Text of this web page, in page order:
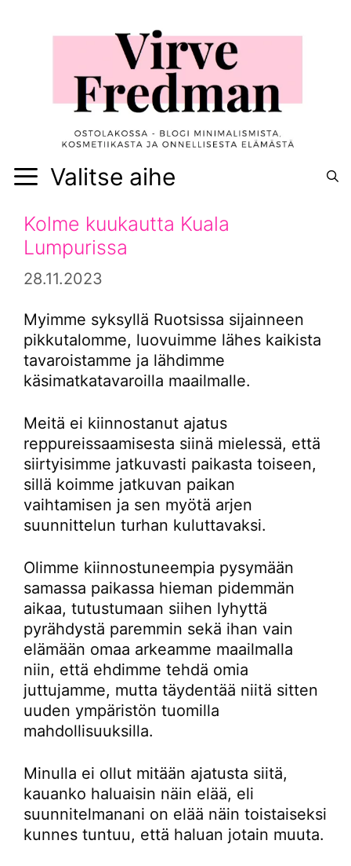
Valitse aihe
Kolme kuukautta Kuala
Lumpurissa
28.11.2023
Myimme syksyllä Ruotsissa sijainneen
pikkutalomme, luovuimme lähes kaikista
tavaroistamme ja lähdimme
käsimatkatavaroilla maailmalle.
Meitä ei kiinnostanut ajatus
reppureissaamisesta siinä mielessä, että
siirtyisimme jatkuvasti paikasta toiseen,
sillä koimme jatkuvan paikan
vaihtamisen ja sen myötä arjen
suunnittelun turhan kuluttavaksi.
Olimme kiinnostuneempia pysymään
samassa paikassa hieman pidemmän
aikaa, tutustumaan siihen lyhyttä
pyrähdystä paremmin sekä ihan vain
elämään omaa arkeamme maailmalla
niin, että ehdimme tehdä omia
juttujamme, mutta täydentää niitä sitten
uuden ympäristön tuomilla
mahdollisuuksilla.
Minulla ei ollut mitään ajatusta siitä,
kauanko haluaisin näin elää, eli
suunnitelmanani on elää näin toistaiseksi
kunnes tuntuu, että haluan jotain muuta.